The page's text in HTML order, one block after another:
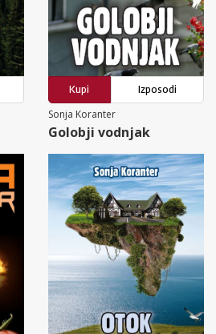
Kupi
Izposodi
Sonja Koranter
Golobji vodnjak